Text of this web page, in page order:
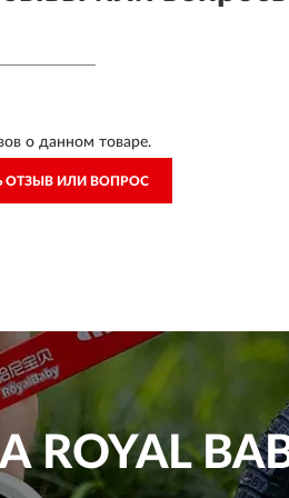
о данном товаре.
ОТЗЫВ ИЛИ ВОПРОС
ROYAL